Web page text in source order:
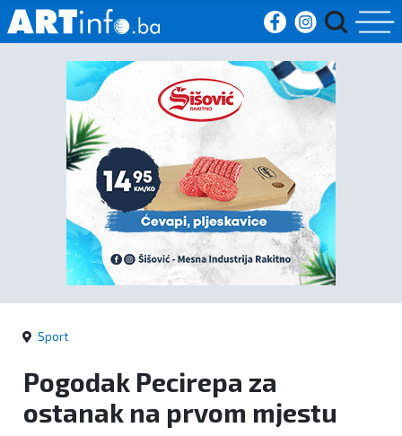
Početna
Vijesti
Sport
Kultura
Crna
kronika
Politika
Zanimljivosti
Sport
Pogodak Pecirepa za
ostanak na prvom mjestu